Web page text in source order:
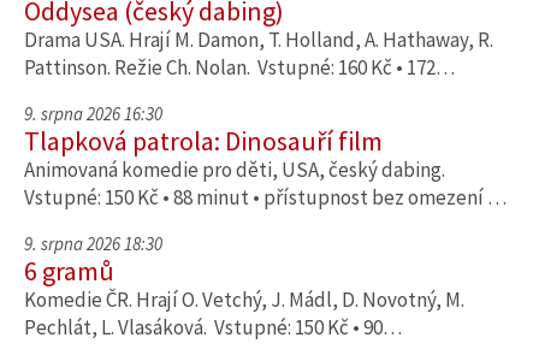
Oddysea (český dabing)
Drama USA. Hrají M. Damon, T. Holland, A. Hathaway, R.
Pattinson. Režie Ch. Nolan. Vstupné: 160 Kč • 172…
9. srpna 2026 16:30
Tlapková patrola: Dinosauří film
Animovaná komedie pro děti, USA, český dabing.
Vstupné: 150 Kč • 88 minut • přístupnost bez omezení …
9. srpna 2026 18:30
6 gramů
Komedie ČR. Hrají O. Vetchý, J. Mádl, D. Novotný, M.
Pechlát, L. Vlasáková. Vstupné: 150 Kč • 90…